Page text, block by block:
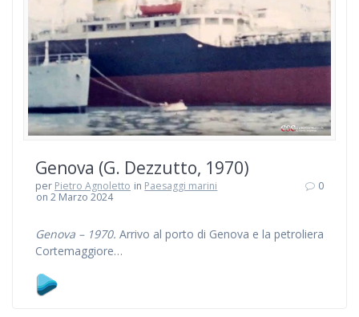
Genova (G. Dezzutto, 1970)
per Pietro Agnoletto in Paesaggi marini
on 2 Marzo 2024
0
Genova – 1970. Arrivo al porto di Genova e la petroliera
Cortemaggiore…